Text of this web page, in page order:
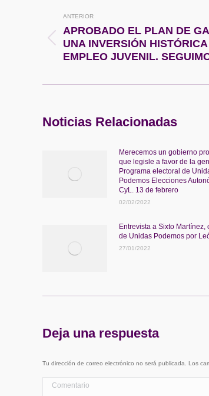
entre
publicaciones
ANTERIOR
Publicación
APROBADO EL PLAN DE
UNA INVERSIÓN
EMPLEO JUVENIL.
Noticias Relacionadas
Merecemos un gobierno
que legisle a favor de la
Programa electoral de
Podemos Elecciones
CyL. 13 de febrero
02/02/2022
Entrevista a Sixto Martínez,
de Unidas Podemos por
27/01/2022
Deja una respuesta
Tu dirección de correo electrónico no será publicada. Los
Comentario